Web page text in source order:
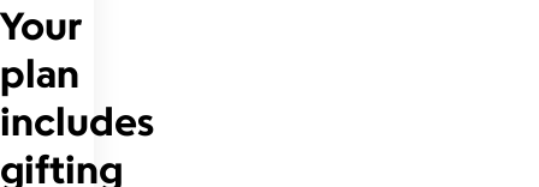
Your
plan
includes
gifting